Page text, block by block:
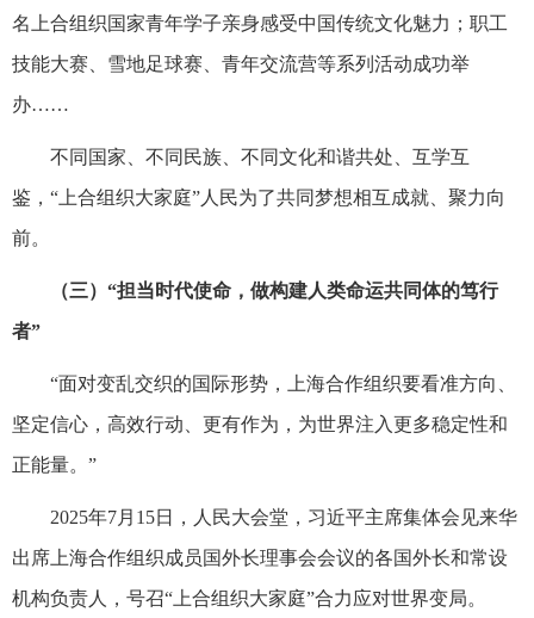
名上合组织国家青年学子亲身感受中国传统文化魅力；职工
技能大赛、雪地足球赛、青年交流营等系列活动成功举
办……
不同国家、不同民族、不同文化和谐共处、互学互
鉴，“上合组织大家庭”人民为了共同梦想相互成就、聚力向
前。
（三）“担当时代使命，做构建人类命运共同体的笃行
者”
“面对变乱交织的国际形势，上海合作组织要看准方向、
坚定信心，高效行动、更有作为，为世界注入更多稳定性和
正能量。”
2025年7月15日，人民大会堂，习近平主席集体会见来华
出席上海合作组织成员国外长理事会会议的各国外长和常设
机构负责人，号召“上合组织大家庭”合力应对世界变局。